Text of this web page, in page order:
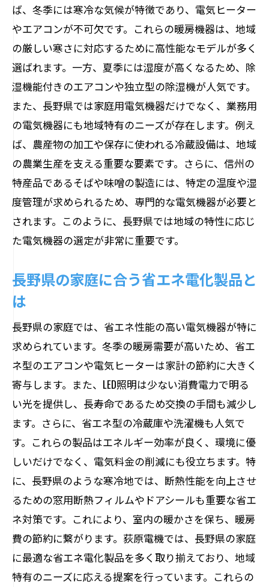
湿度調節が必要な家庭向け電化製品
長野県での電気料金節約方法
季節ごとの電気機器メンテナンスポイン
ト
気候変動に対応した最新電気機器
業務用電気機器最新トレンド長野県での選び
方
省エネ性能が高い業務用電気機器とは
長野県のビジネス環境に適した機器の選
び方
業務効率を上げる最新電気機器
信頼性の高いメーカーとその製品
び方
法
地域密着型の電気機器選び長野県のおすすめ
購入先
地元の大型家電量販店の特徴と選び方
地域密着型の電器店を選ぶポイント
ネット通販と実店舗の比較
アフターサービスが充実している店舗紹
介
長野県内での電気機器購入の利点
口コミで評判の良い電気機器店
荻原電機が教える長野県での最適な電気機器
ガイド
荻原電機のおすすめ家庭用電気機器
ば、冬季には寒冷な気候が特徴であり、電気ヒーター
やエアコンが不可欠です。これらの暖房機器は、地域
の厳しい寒さに対応するために高性能なモデルが多く
選ばれます。一方、夏季には湿度が高くなるため、除
湿機能付きのエアコンや独立型の除湿機が人気です。
また、長野県では家庭用電気機器だけでなく、業務用
の電気機器にも地域特有のニーズが存在します。例え
ば、農産物の加工や保存に使われる冷蔵設備は、地域
の農業生産を支える重要な要素です。さらに、信州の
特産品であるそばや味噌の製造には、特定の温度や湿
度管理が求められるため、専門的な電気機器が必要と
されます。このように、長野県では地域の特性に応じ
た電気機器の選定が非常に重要です。
長野県の家庭に合う省エネ電化製品と
は
長野県の家庭では、省エネ性能の高い電気機器が特に
求められています。冬季の暖房需要が高いため、省エ
ネ型のエアコンや電気ヒーターは家計の節約に大きく
寄与します。また、LED照明は少ない消費電力で明る
い光を提供し、長寿命であるため交換の手間も減少し
ます。さらに、省エネ型の冷蔵庫や洗濯機も人気で
す。これらの製品はエネルギー効率が良く、環境に優
しいだけでなく、電気料金の削減にも役立ちます。特
に、長野県のような寒冷地では、断熱性能を向上させ
るための窓用断熱フィルムやドアシールも重要な省エ
ネ対策です。これにより、室内の暖かさを保ち、暖房
費の節約に繋がります。荻原電機では、長野県の家庭
に最適な省エネ電化製品を多く取り揃えており、地域
特有のニーズに応える提案を行っています。これらの